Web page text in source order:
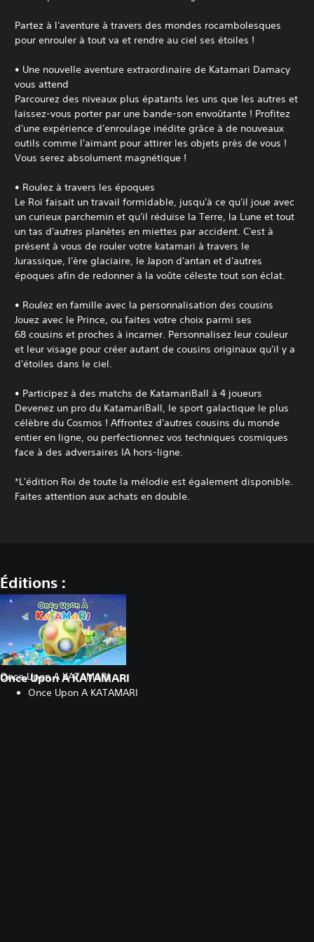
Partez à l'aventure à travers des mondes rocambolesques
pour enrouler à tout va et rendre au ciel ses étoiles !
• Une nouvelle aventure extraordinaire de Katamari Damacy
vous attend
Parcourez des niveaux plus épatants les uns que les autres et
laissez-vous porter par une bande-son envoûtante ! Profitez
d'une expérience d'enroulage inédite grâce à de nouveaux
outils comme l'aimant pour attirer les objets près de vous !
Vous serez absolument magnétique !
• Roulez à travers les époques
Le Roi faisait un travail formidable, jusqu'à ce qu'il joue avec
un curieux parchemin et qu'il réduise la Terre, la Lune et tout
un tas d'autres planètes en miettes par accident. C'est à
présent à vous de rouler votre katamari à travers le
Jurassique, l'ère glaciaire, le Japon d'antan et d'autres
époques afin de redonner à la voûte céleste tout son éclat.
• Roulez en famille avec la personnalisation des cousins
Jouez avec le Prince, ou faites votre choix parmi ses
68 cousins et proches à incarner. Personnalisez leur couleur
et leur visage pour créer autant de cousins originaux qu'il y a
d'étoiles dans le ciel.
• Participez à des matchs de KatamariBall à 4 joueurs
Devenez un pro du KatamariBall, le sport galactique le plus
célèbre du Cosmos ! Affrontez d'autres cousins du monde
entier en ligne, ou perfectionnez vos techniques cosmiques
face à des adversaires IA hors-ligne.
*L'édition Roi de toute la mélodie est également disponible.
Faites attention aux achats en double.
Éditions :
Once Upon A KATAMARI
Once Upon A KATAMARI
Once Upon A KATAMARI